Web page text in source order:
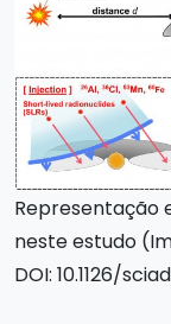
Representação
neste estudo
DOI: 10.1126/